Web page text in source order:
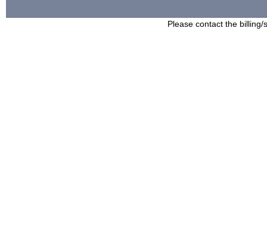
Please contact the